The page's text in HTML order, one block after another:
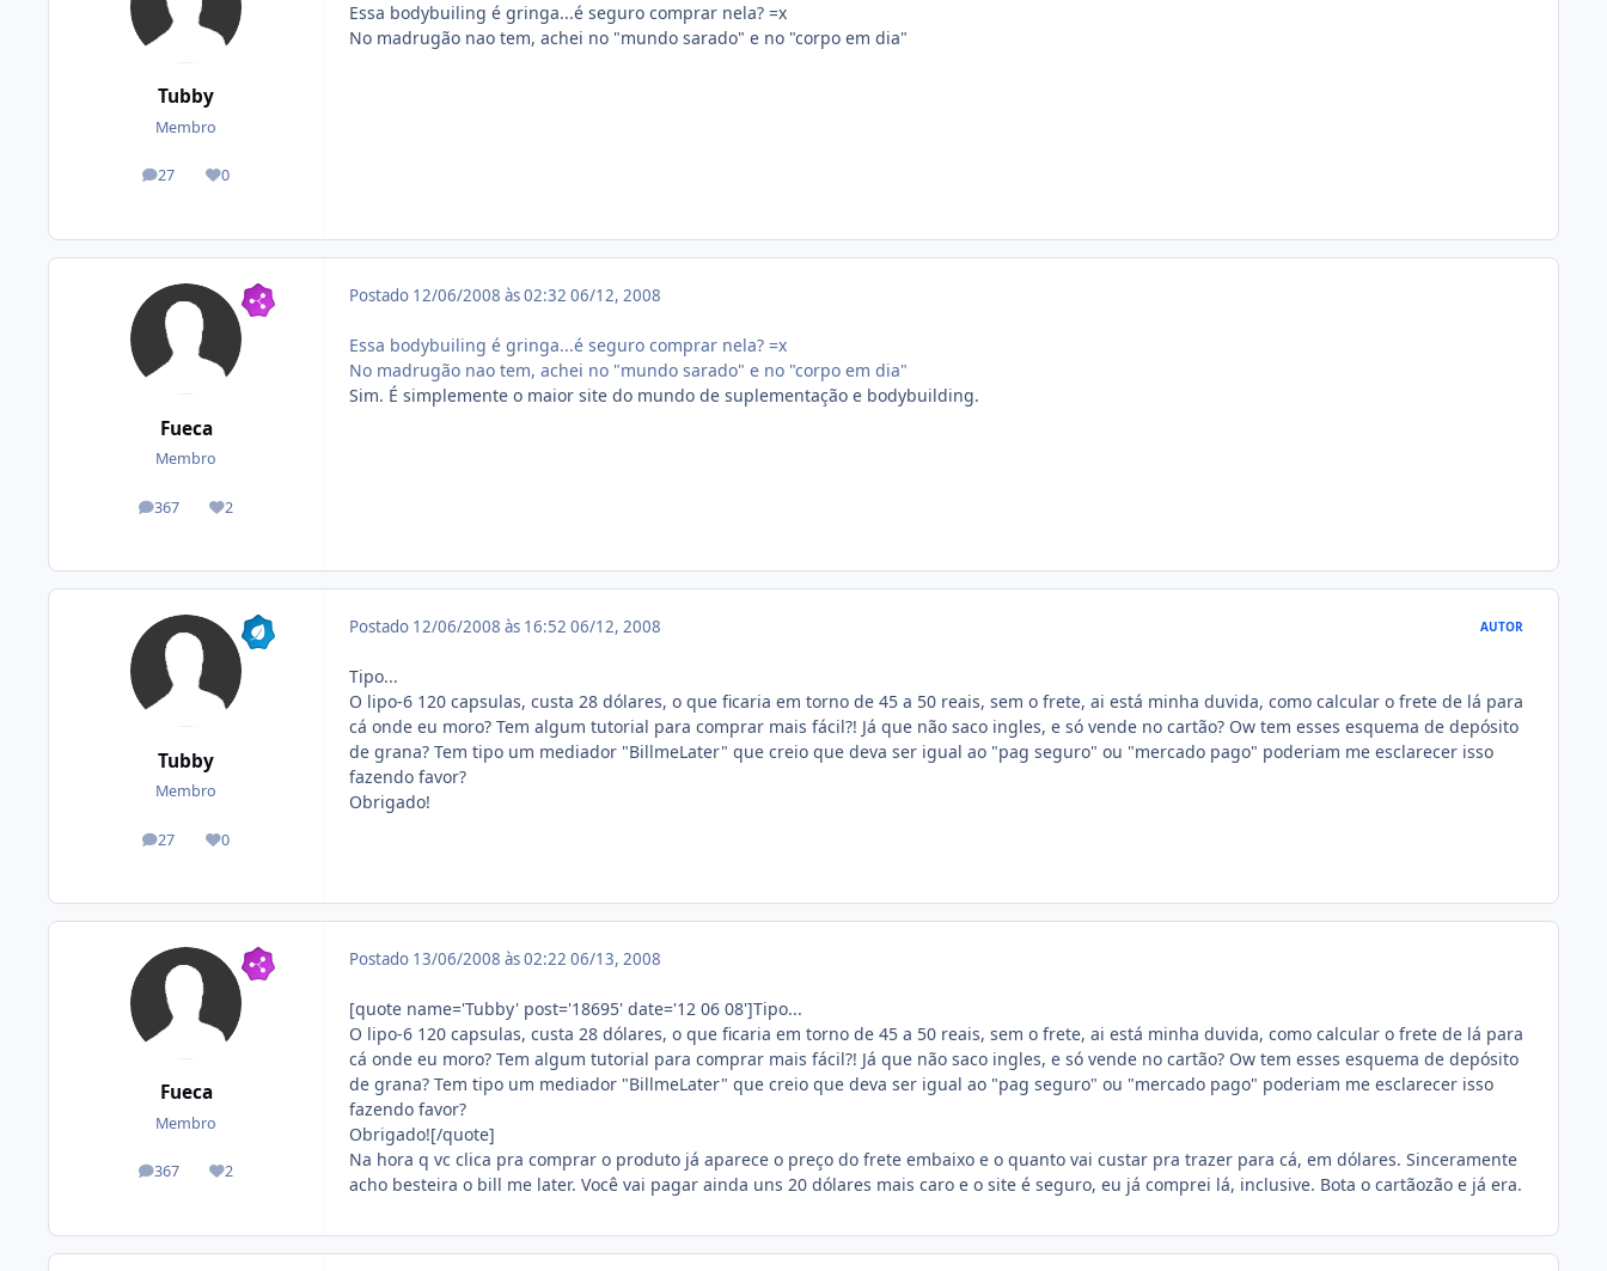
Tubby
Membro
27
posts 0
Reputação
Essa bodybuiling é gringa...é seguro comprar nela? =x
No madrugão nao tem, achei no "mundo sarado" e no "corpo em dia"
Fueca
Membro
367
posts 2
Reputação
Postado 12/06/2008 às 02:32 06/12, 2008
Essa bodybuiling é gringa...é seguro comprar nela? =x
No madrugão nao tem, achei no "mundo sarado" e no "corpo em dia"
Sim. É simplemente o maior site do mundo de suplementação e bodybuilding.
Tubby
Membro
27
posts 0
Reputação
Postado 12/06/2008 às 16:52 06/12, 2008 AUTOR
Tipo...
O lipo-6 120 capsulas, custa 28 dólares, o que ficaria em torno de 45 a 50 reais, sem o frete, ai está minha duvida, como calcular o frete de lá para
cá onde eu moro? Tem algum tutorial para comprar mais fácil?! Já que não saco ingles, e só vende no cartão? Ow tem esses esquema de depósito
de grana? Tem tipo um mediador "BillmeLater" que creio que deva ser igual ao "pag seguro" ou "mercado pago" poderiam me esclarecer isso
fazendo favor?
Obrigado!
Fueca
Membro
367
posts 2
Reputação
Postado 13/06/2008 às 02:22 06/13, 2008
[quote name='Tubby' post='18695' date='12 06 08']Tipo...
O lipo-6 120 capsulas, custa 28 dólares, o que ficaria em torno de 45 a 50 reais, sem o frete, ai está minha duvida, como calcular o frete de lá para
cá onde eu moro? Tem algum tutorial para comprar mais fácil?! Já que não saco ingles, e só vende no cartão? Ow tem esses esquema de depósito
de grana? Tem tipo um mediador "BillmeLater" que creio que deva ser igual ao "pag seguro" ou "mercado pago" poderiam me esclarecer isso
fazendo favor?
Obrigado![/quote]
Na hora q vc clica pra comprar o produto já aparece o preço do frete embaixo e o quanto vai custar pra trazer para cá, em dólares. Sinceramente
acho besteira o bill me later. Você vai pagar ainda uns 20 dólares mais caro e o site é seguro, eu já comprei lá, inclusive. Bota o cartãozão e já era.